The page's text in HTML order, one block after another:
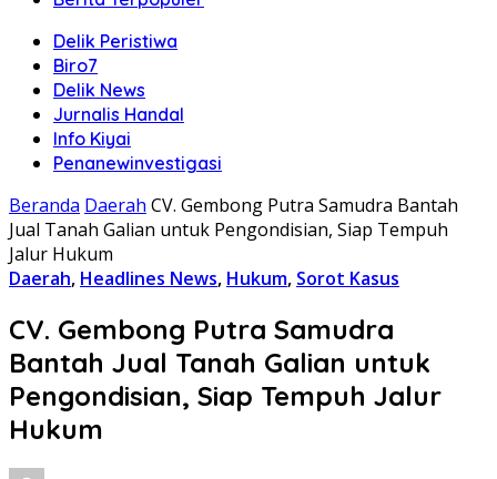
Delik Peristiwa
Biro7
Delik News
Jurnalis Handal
Info Kiyai
Penanewinvestigasi
Beranda Daerah CV. Gembong Putra Samudra Bantah
Jual Tanah Galian untuk Pengondisian, Siap Tempuh
Jalur Hukum
Daerah, Headlines News, Hukum, Sorot Kasus
CV. Gembong Putra Samudra
Bantah Jual Tanah Galian untuk
Pengondisian, Siap Tempuh Jalur
Hukum